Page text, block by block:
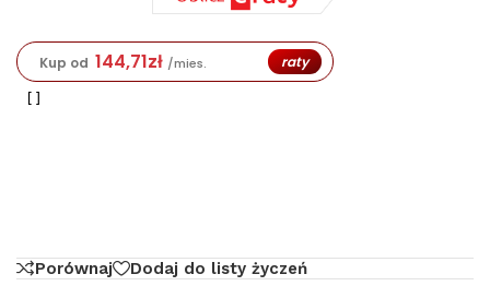
Kup od 144,71zł /mies. raty
Porównaj Dodaj do listy życzeń